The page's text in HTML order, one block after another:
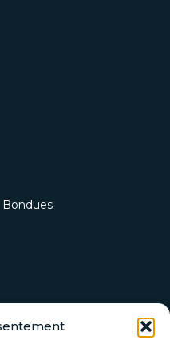
Bondues
newsletter
immobilières et actualités